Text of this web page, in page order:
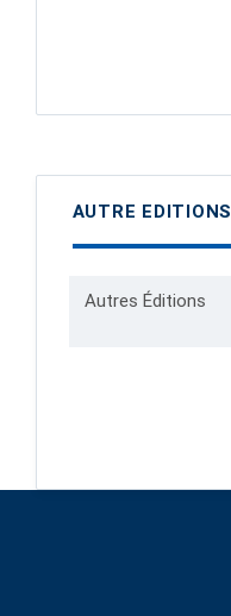
AUTRE EDITIONS
Autres Éditions